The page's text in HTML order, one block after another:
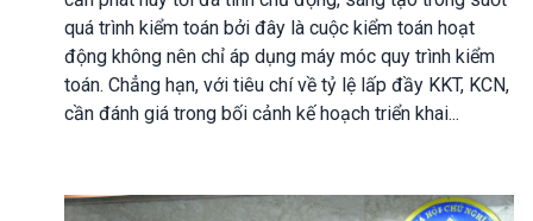
quá trình kiểm toán bởi đây là cuộc kiểm toán hoạt
động không nên chỉ áp dụng máy móc quy trình kiểm
toán. Chẳng hạn, với tiêu chí về tỷ lệ lấp đầy KKT, KCN,
cần đánh giá trong bối cảnh kế hoạch triển khai...